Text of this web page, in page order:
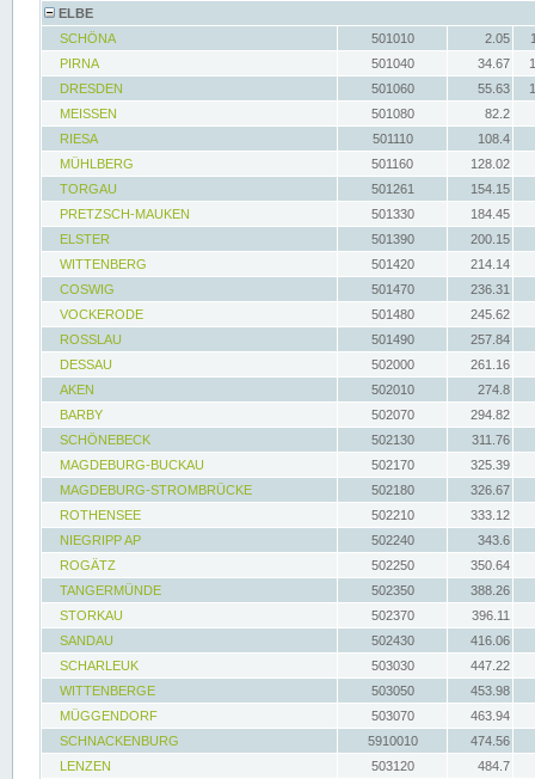
ELBE
SCHÖNA
501010 2.05
PIRNA
501040 34.67
DRESDEN
501060 55.63
MEISSEN
501080
82.2
RIESA
501110
108.4
MÜHLBERG
501160
128.02
TORGAU
501261
154.15
PRETZSCH-MAUKEN
501330
184.45
ELSTER
501390
200.15
WITTENBERG
501420
214.14
COSWIG
501470
236.31
VOCKERODE
501480
245.62
ROSSLAU
501490
257.84
DESSAU
502000
261.16
AKEN
502010
274.8
BARBY
502070
294.82
SCHÖNEBECK
502130
311.76
MAGDEBURG-BUCKAU
502170
325.39
MAGDEBURG-STROMBRÜCKE
502180
326.67
ROTHENSEE
502210
333.12
NIEGRIPP AP
502240
343.6
ROGÄTZ
502250
350.64
TANGERMÜNDE
502350
388.26
STORKAU
502370
396.11
SANDAU
502430
416.06
SCHARLEUK
503030
447.22
WITTENBERGE
503050
453.98
MÜGGENDORF
503070
463.94
SCHNACKENBURG
5910010
474.56
LENZEN
503120
484.7